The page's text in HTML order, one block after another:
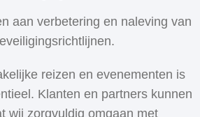
aan verbetering en naleving van
reizen en evenementen is
Klanten en partners kunnen
wij zorgvuldig omgaan met